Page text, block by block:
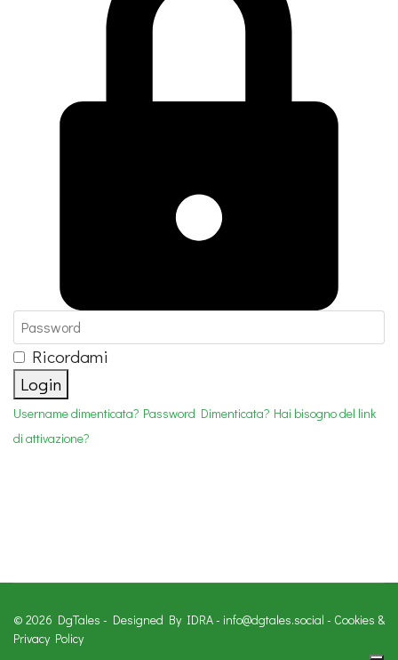
Ricordami
Login
Username dimenticata? Password Dimenticata? Hai bisogno del link
di attivazione?
© 2026 DgTales - Designed By IDRA - info@dgtales.social - Cookies &
Privacy Policy